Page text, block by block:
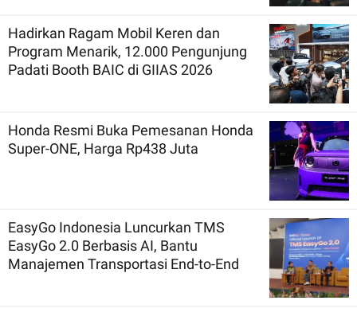
Hadirkan Ragam Mobil Keren dan
Program Menarik, 12.000 Pengunjung
Padati Booth BAIC di GIIAS 2026
Honda Resmi Buka Pemesanan Honda
Super-ONE, Harga Rp438 Juta
EasyGo Indonesia Luncurkan TMS
EasyGo 2.0 Berbasis AI, Bantu
Manajemen Transportasi End-to-End